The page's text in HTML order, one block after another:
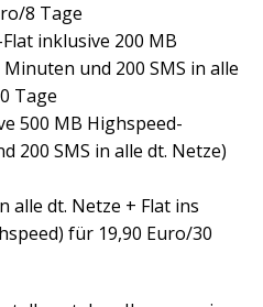
8 Tage
inklusive 200 MB
und 200 SMS in alle
Tage
500 MB Highspeed-
200 SMS in alle dt. Netze)
alle dt. Netze + Flat ins
für 19,90 Euro/30